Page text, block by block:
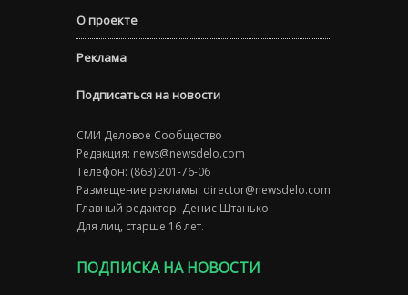
О проекте
Реклама
Подписаться на новости
СМИ Деловое Сообщество
Редакция: news@newsdelo.com
Телефон: (863) 201-76-06
Размещение рекламы: director@newsdelo.com
Главный редактор: Денис Штанько
Для лиц, старше 16 лет.
ПОДПИСКА НА НОВОСТИ